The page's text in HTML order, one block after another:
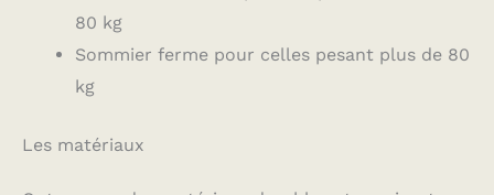
80 kg
Sommier ferme pour celles pesant plus de 80
kg
Les matériaux